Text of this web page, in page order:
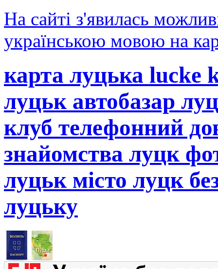
На сайті з'явилась
українською мовою на
карта луцька lucke
луцьк автобазар
клуб телефонний
знайомства луцк
луцьк місто луцк
луцьку